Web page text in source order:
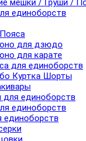
мешки / Груши /
единоборств
для дзюдо
для карате
для единоборств
Куртка Шорты
единоборств
единоборств
единоборств